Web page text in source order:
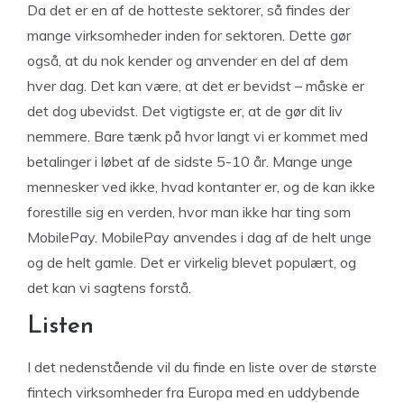
Da det er en af de hotteste sektorer, så findes der
mange virksomheder inden for sektoren. Dette gør
også, at du nok kender og anvender en del af dem
hver dag. Det kan være, at det er bevidst – måske er
det dog ubevidst. Det vigtigste er, at de gør dit liv
nemmere. Bare tænk på hvor langt vi er kommet med
betalinger i løbet af de sidste 5-10 år. Mange unge
mennesker ved ikke, hvad kontanter er, og de kan ikke
forestille sig en verden, hvor man ikke har ting som
MobilePay. MobilePay anvendes i dag af de helt unge
og de helt gamle. Det er virkelig blevet populært, og
det kan vi sagtens forstå.
Listen
I det nedenstående vil du finde en liste over de største
fintech virksomheder fra Europa med en uddybende